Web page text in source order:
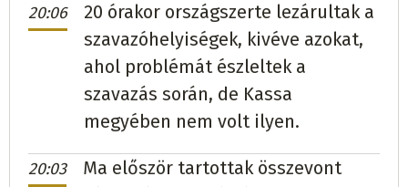
20:06
20 órakor országszerte lezárultak a
szavazóhelyiségek, kivéve azokat,
ahol problémát észleltek a
szavazás során, de Kassa
megyében nem volt ilyen.
20:03
Ma először tartottak összevont